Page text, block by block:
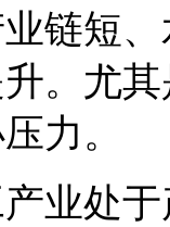
链短
。尤
力。
业处